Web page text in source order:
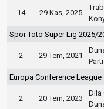
14 29 Kas, 2025
Spor Toto Süper Lig 2025/
2 29 Tem, 2021
Europa Conference League
2 20 Tem, 2023
Dila